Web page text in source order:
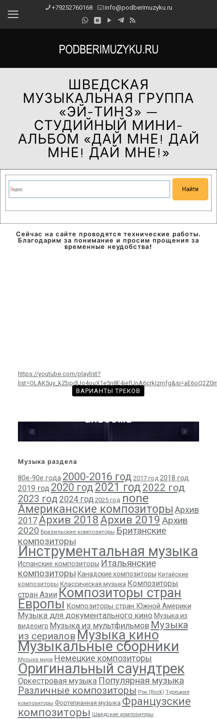
+79252760168 info@podberimuzyku.ru
ШВЕДСКАЯ
МУЗЫКАЛЬНАЯ ГРУППА
«ЭЙ-ТИНЗ» —
СТУДИЙНЫЙ МИНИ-
АЛЬБОМ «ДАЙ МНЕ! ДАЙ
МНЕ! ДАЙ МНЕ!»
Сейчас на сайте проводятся технические работы.
Благодарим за понимание и просим прощения за
временные неудобства!
https://youtube.com/playlist?
ВАРИАНТЫ ТРЕКОВ
Музыка раздела
80е-90е года 2000-2016 год 2017 год 2018 год
2019 год 2020 год 2021 год 2022 год
2023 год 2024 год 2025 год none
Американские композиторы Архив
2017Архив 2018Архив 2019Архив
2020 Бразильские композиторы Британские
композиторы
Инструментальная музыка
Испанские композиторы Итальянские
композиторы Канадские композиторы Китайские
композиторы Классическая музыка Композиторы
стран Азии Композиторы стран
Европы Композиторы стран Южной Америки
Музыка для документального кино Музыка из
видеоигр Музыка из мультфильмов Музыка
из сериалов Музыка кино
Музыкальные сборники
Музыка мира Немецкие композиторы
Оригинальный саундтрек
Оркестровая музыка Популярная музыка
Различные композиторы Рок (Rock) Турецкие
композиторы Фортепианная музыка Французские
композиторы Шведские композиторы